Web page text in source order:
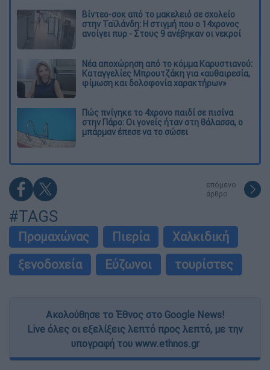
Βίντεο-σοκ από το μακελειό σε σχολείο
στην Ταϊλάνδη: Η στιγμή που ο 14χρονος
ανοίγει πυρ - Στους 9 ανέβηκαν οι νεκροί
Νέα αποχώρηση από το κόμμα Καρυστιανού:
Καταγγελίες Μπρουτζάκη για «αυθαιρεσία,
φίμωση και δολοφονία χαρακτήρων»
Πώς πνίγηκε το 4χρονο παιδί σε πισίνα
στην Πάρο: Οι γονείς ήταν στη θάλασσα, ο
μπάρμαν έπεσε να το σώσει
επόμενο
άρθρο
#TAGS
Προμαχώνας Πιερία
Χαλκιδική
ξενοδοχεία
Εύζωνοι τουρίστες
Ακολούθησε το Έθνος στο Google News!
Live όλες οι εξελίξεις λεπτό προς λεπτό, με την
υπογραφή του www.ethnos.gr